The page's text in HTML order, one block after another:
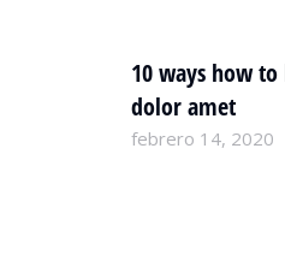
Company news
10 ways how
dolor amet
febrero 14, 2020